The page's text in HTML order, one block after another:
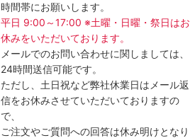
時間帯にお願いします。
平日 9:00～17:00 ※土曜・日曜・祭日はお
休みをいただいております。
メールでのお問い合わせに関しましては、
24時間送信可能です。
ただし、土日祝など弊社休業日はメール返
信をお休みさせていただいておりますの
で、
ご注文やご質問への回答は休み明けとなり